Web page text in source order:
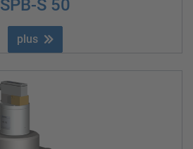
SPB-S 50
plus